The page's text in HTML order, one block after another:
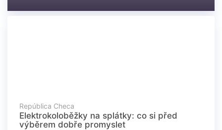
República Checa
Elektrokoloběžky na splátky: co si před
výběrem dobře promyslet